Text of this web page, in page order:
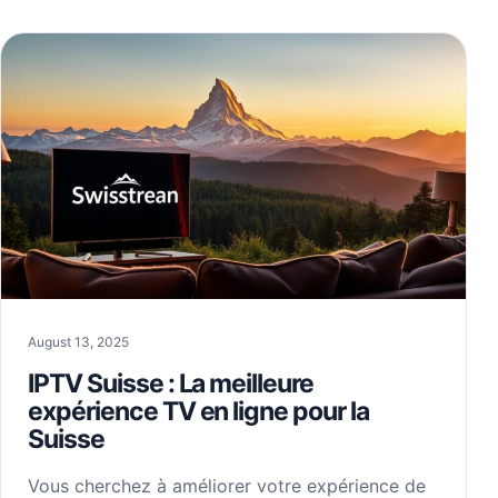
August 13, 2025
IPTV Suisse : La meilleure
expérience TV en ligne pour la
Suisse
Vous cherchez à améliorer votre expérience de